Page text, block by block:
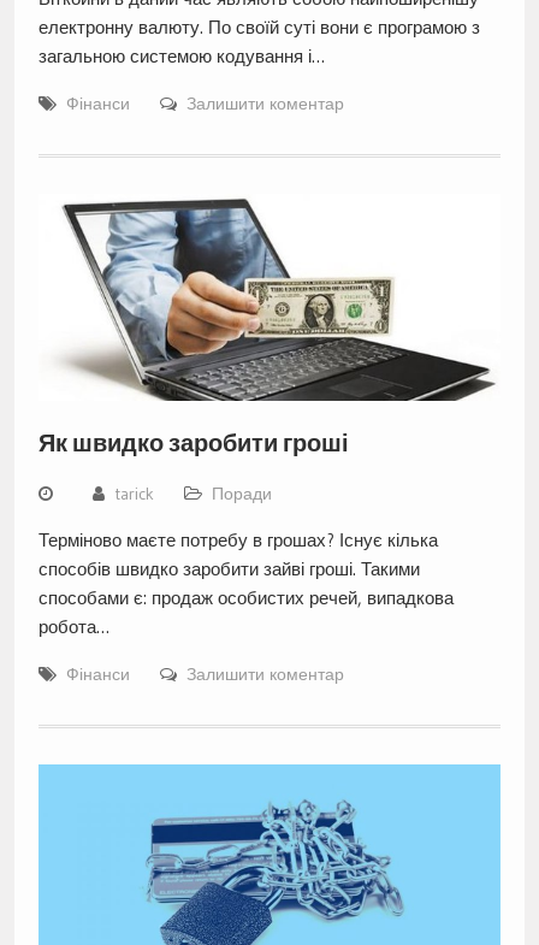
електронну валюту. По своїй суті вони є програмою з
загальною системою кодування і…
Фінанси Залишити коментар
Як швидко заробити гроші
tarick Поради
Терміново маєте потребу в грошах? Існує кілька
способів швидко заробити зайві гроші. Такими
способами є: продаж особистих речей, випадкова
робота…
Фінанси Залишити коментар